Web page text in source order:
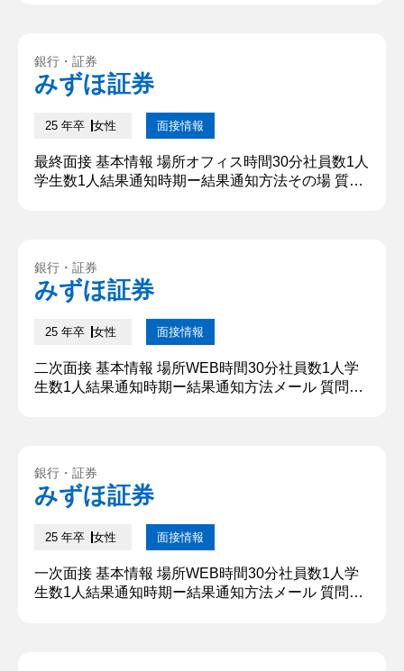
います。 学問の面では、○○学のゼミに入っており
○○の拡大について研究しています。本日はよろしく
銀行・証券
みずほ証券
25 年卒 女性 面接情報
最終面接 基本情報 場所オフィス時間30分社員数1人
学生数1人結果通知時期ー結果通知方法その場 質問
い、コミュニケーションを大切にしたチームビルデ
ィング能力を養いました。本日は短い時間ですが、
銀行・証券
みずほ証券
25 年卒 女性 面接情報
二次面接 基本情報 場所WEB時間30分社員数1人学
生数1人結果通知時期ー結果通知方法メール 質問内
い、コミュニケーションを大切にしたチームビルデ
ィング能力を養いました。本日は短い時間ですが、
銀行・証券
みずほ証券
25 年卒 女性 面接情報
一次面接 基本情報 場所WEB時間30分社員数1人学
生数1人結果通知時期ー結果通知方法メール 質問内